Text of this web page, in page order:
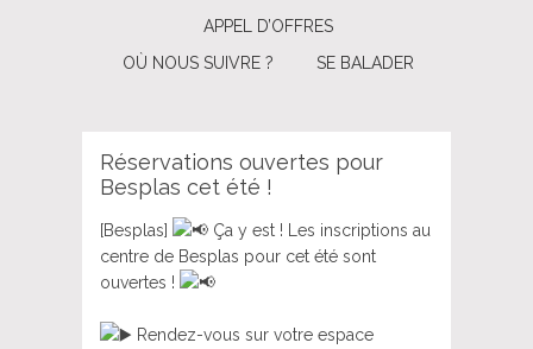
APPEL D’OFFRES
OÙ NOUS SUIVRE ?
SE BALADER
Réservations ouvertes pour
Besplas cet été !
[Besplas]
Ça y est ! Les inscriptions au
centre de Besplas pour cet été sont
ouvertes !
Rendez-vous sur votre espace